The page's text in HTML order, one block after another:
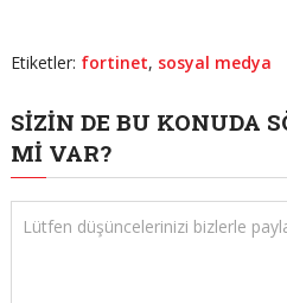
Etiketler: fortinet, sosyal medya
SIZIN DE BU KONUDA
MI VAR?